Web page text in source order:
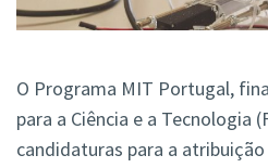
O Programa MIT Portugal,
para a Ciência e a Tecnologia
candidaturas para a